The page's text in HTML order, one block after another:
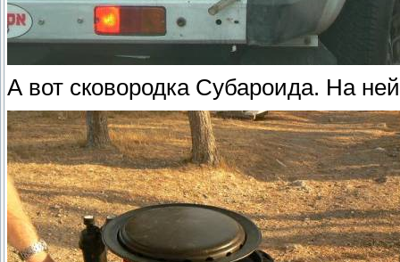
А вот сковородка Субароида. На